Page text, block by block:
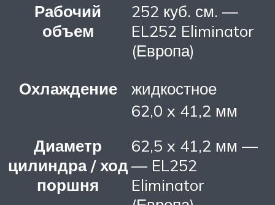
Рабочий
объем
252 куб. см. —
EL252 Eliminator
(Европа)
Охлаждение
жидкостное
Диаметр
цилиндра / ход
поршня
62,0 x 41,2 мм
62,5 x 41,2 мм —
— EL252
Eliminator